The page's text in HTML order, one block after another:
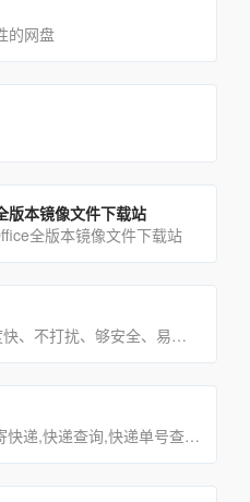
的网盘
本镜像文件下载站
全版本镜像文件下载站
阿里云盘是一款速度快、不打扰、够安全、易于分享的网盘，你可以在这里存储、管理和探索内容，尽情打造丰富的数字世界[…]
快递100,在线寄件,寄快递,快递查询,快递单号查询,快递网点查询,快递电话查询